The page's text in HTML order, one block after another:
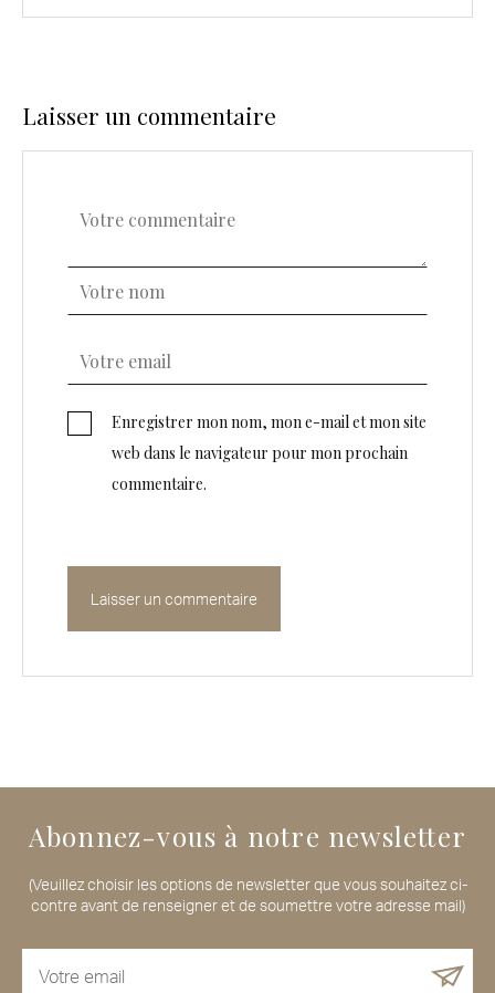
Laisser un commentaire
Enregistrer mon nom, mon e-mail et mon site
web dans le navigateur pour mon prochain
commentaire.
Abonnez-vous à notre newsletter
(Veuillez choisir les options de newsletter que vous souhaitez ci-
contre avant de renseigner et de soumettre votre adresse mail)